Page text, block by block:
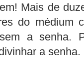
Mais de
do médium
a senha.
a senha.